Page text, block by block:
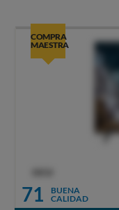
COMPRA
MAESTRA
71
BUENA
CALIDAD